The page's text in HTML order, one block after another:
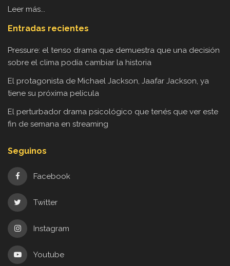
Leer más...
Entradas recientes
Pressure: el tenso drama que demuestra que una decisión
sobre el clima podía cambiar la historia
El protagonista de Michael Jackson, Jaafar Jackson, ya
tiene su próxima película
El perturbador drama psicológico que tenés que ver este
fin de semana en streaming
Seguinos
Facebook
Twitter
Instagram
Youtube